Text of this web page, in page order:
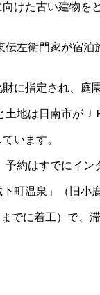
た古い建物を
衛門家が宿
指定され、庭
は日南市がＪ
います。
はすでにイン
温泉」（旧小
に着工）で、